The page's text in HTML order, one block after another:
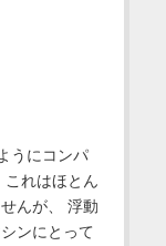
うにコンパ
これはほとん
んが、 浮動
ンにとって